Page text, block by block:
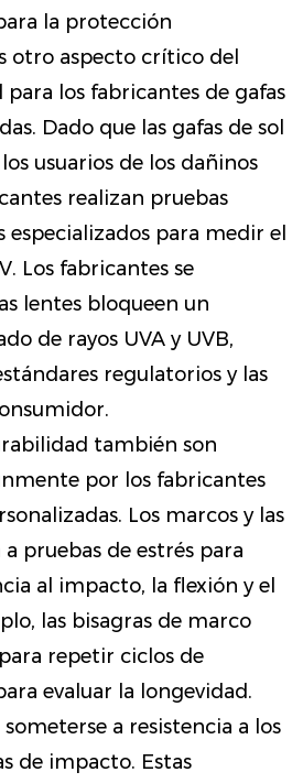
la protección
otro aspecto crítico del
los fabricantes de gafas
Dado que las gafas de sol
usuarios de los dañinos
realizan pruebas
para medir el
Los fabricantes se
lentes bloqueen un
de rayos UVA y UVB,
regulatorios y las
también son
por los fabricantes
Los marcos y las
a pruebas de estrés para
al impacto, la flexión y el
las bisagras de marco
repetir ciclos de
evaluar la longevidad.
a resistencia a los
de impacto. Estas